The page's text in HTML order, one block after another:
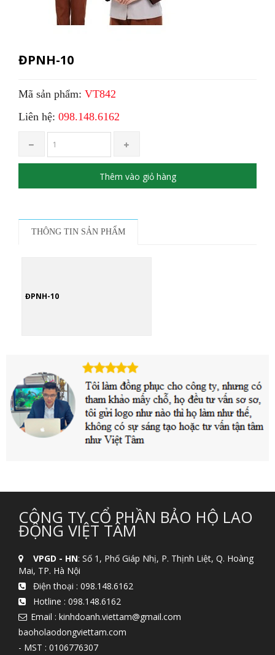
ĐPNH-10
Mã sản phẩm: VT842
Liên hệ: 098.148.6162
Thêm vào giỏ hàng
THÔNG TIN SẢN PHẨM
ĐPNH-10
CÔNG TY CỔ PHẦN BẢO HỘ LAO
ĐỘNG VIỆT TÂM
VPGD - HN: Số 1, Phố Giáp Nhị, P. Thịnh Liệt, Q. Hoàng
Mai, TP. Hà Nội
Điện thoại : 098.148.6162
Hotline : 098.148.6162
Email : kinhdoanh.viettam@gmail.com
baoholaodongviettam.com
- MST : 0106776307